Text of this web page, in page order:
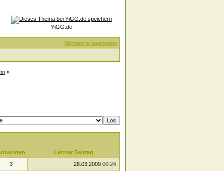
YiGG.de
Stichworte bearbeiten
»
Letzter Beitrag
3 28.03.2009 00:24